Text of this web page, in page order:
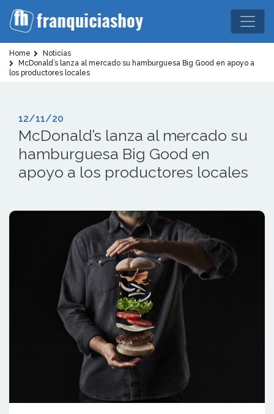
Home
Noticias
McDonald’s lanza al mercado su hamburguesa Big Good en apoyo a
los productores locales
12/11/20
McDonald’s lanza al mercado su
hamburguesa Big Good en
apoyo a los productores locales